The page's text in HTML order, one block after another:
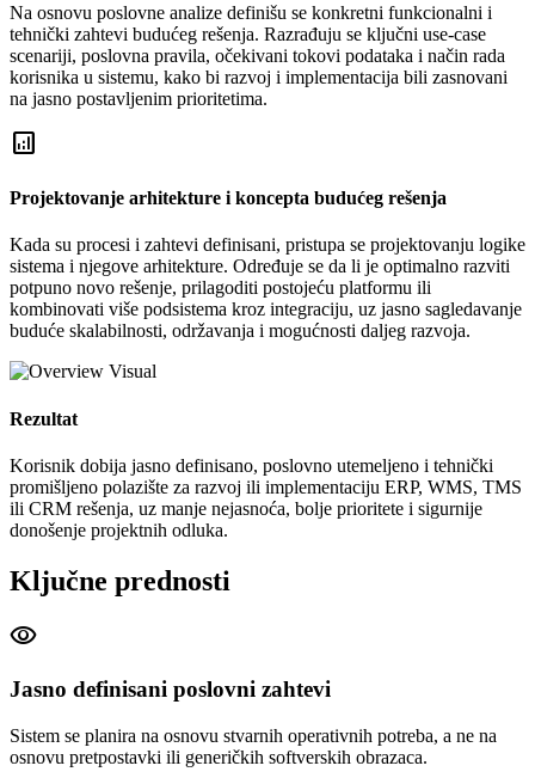
Na osnovu poslovne analize definišu se konkretni funkcionalni i
tehnički zahtevi budućeg rešenja. Razrađuju se ključni use-case
scenariji, poslovna pravila, očekivani tokovi podataka i način rada
korisnika u sistemu, kako bi razvoj i implementacija bili zasnovani
na jasno postavljenim prioritetima.
analytics
Projektovanje arhitekture i koncepta budućeg rešenja
Kada su procesi i zahtevi definisani, pristupa se projektovanju logike
sistema i njegove arhitekture. Određuje se da li je optimalno razviti
potpuno novo rešenje, prilagoditi postojeću platformu ili
kombinovati više podsistema kroz integraciju, uz jasno sagledavanje
buduće skalabilnosti, održavanja i mogućnosti daljeg razvoja.
Rezultat
Korisnik dobija jasno definisano, poslovno utemeljeno i tehnički
promišljeno polazište za razvoj ili implementaciju ERP, WMS, TMS
ili CRM rešenja, uz manje nejasnoća, bolje prioritete i sigurnije
donošenje projektnih odluka.
Ključne prednosti
visibility
Jasno definisani poslovni zahtevi
Sistem se planira na osnovu stvarnih operativnih potreba, a ne na
osnovu pretpostavki ili generičkih softverskih obrazaca.